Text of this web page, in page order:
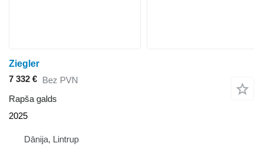
Ziegler
7 332 € Bez PVN
Rapša galds
2025
Dānija, Lintrup